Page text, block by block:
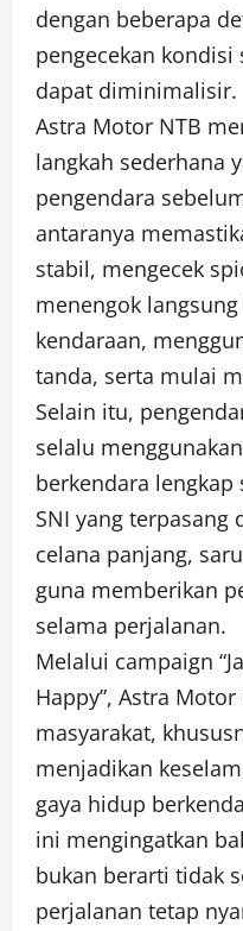
dengan beberapa
pengecekan
dapat diminimalisir.
Astra Motor NTB
langkah sederhana
pengendara
antaranya
stabil, mengecek
menengok
kendaraan,
tanda, serta mulai
Selain itu,
selalu
berkendara
SNI yang terpasang
celana panjang,
guna memberikan
selama perjalanan.
Melalui campaign
Happy”, Astra
masyarakat,
menjadikan
gaya hidup
ini mengingatkan
bukan berarti tidak
perjalanan tetap